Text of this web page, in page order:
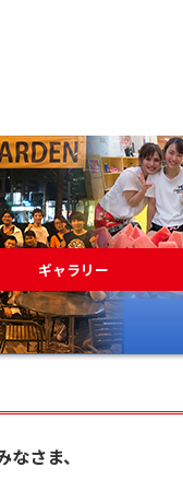
ギャラリー
さま、